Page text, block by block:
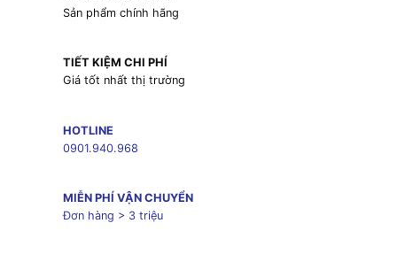
Sản phẩm chính hãng
TIẾT KIỆM CHI PHÍ
Giá tốt nhất thị trường
HOTLINE
0901.940.968
MIỄN PHÍ VẬN CHUYỂN
Đơn hàng > 3 triệu